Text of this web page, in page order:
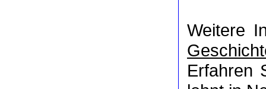
Weitere
Erfahren